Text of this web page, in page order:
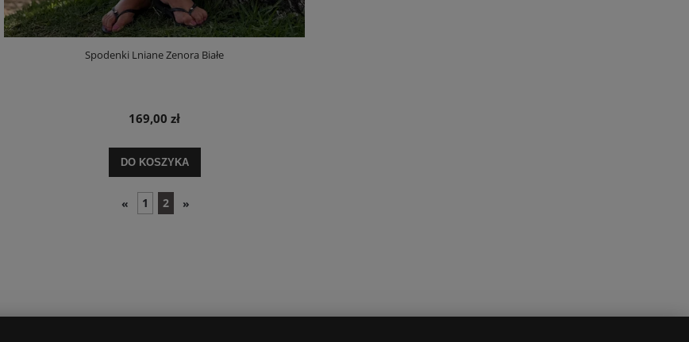
Spodenki Lniane Zenora Białe
169,00 zł
DO KOSZYKA
« 1 2 »